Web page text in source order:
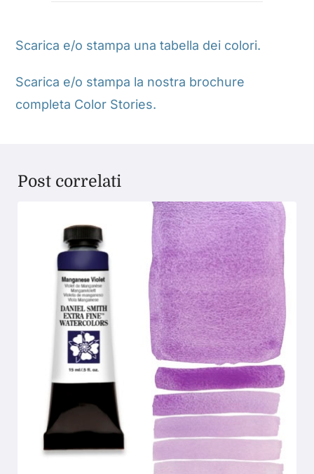
Scarica e/o stampa una tabella dei colori.
Scarica e/o stampa la nostra brochure
completa Color Stories.
Post correlati